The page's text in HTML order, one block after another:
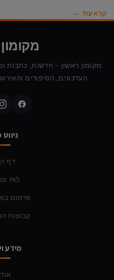
קרא עוד ←
מקומון
מקומון ראשון - חדשות, כתבות
העדכונים, הסיפורים
דף
לוח
פרסום
קבוצות
מידע